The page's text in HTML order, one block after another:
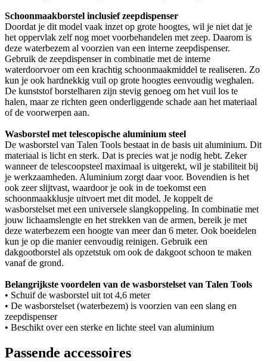
Schoonmaakborstel inclusief zeepdispenser
Doordat je dit model vaak inzet op grote hoogtes, wil je niet dat je
het oppervlak zelf nog moet voorbehandelen met zeep. Daarom is
deze waterbezem al voorzien van een interne zeepdispenser.
Gebruik de zeepdispenser in combinatie met de interne
waterdoorvoer om een krachtig schoonmaakmiddel te realiseren. Zo
kun je ook hardnekkig vuil op grote hoogtes eenvoudig weghalen.
De kunststof borstelharen zijn stevig genoeg om het vuil los te
halen, maar ze richten geen onderliggende schade aan het materiaal
of de voorwerpen aan.
Wasborstel met telescopische aluminium steel
De wasborstel van Talen Tools bestaat in de basis uit aluminium. Dit
materiaal is licht en sterk. Dat is precies wat je nodig hebt. Zeker
wanneer de telescoopsteel maximaal is uitgerekt, wil je stabiliteit bij
je werkzaamheden. Aluminium zorgt daar voor. Bovendien is het
ook zeer slijtvast, waardoor je ook in de toekomst een
schoonmaakklusje uitvoert met dit model. Je koppelt de
wasborstelset met een universele slangkoppeling. In combinatie met
jouw lichaamslengte en het strekken van de armen, bereik je met
deze waterbezem een hoogte van meer dan 6 meter. Ook boeidelen
kun je op die manier eenvoudig reinigen. Gebruik een
dakgootborstel als opzetstuk om ook de dakgoot schoon te maken
vanaf de grond.
Belangrijkste voordelen van de wasborstelset van Talen Tools
• Schuif de wasborstel uit tot 4,6 meter
• De wasborstelset (waterbezem) is voorzien van een slang en
zeepdispenser
• Beschikt over een sterke en lichte steel van aluminium
Passende accessoires